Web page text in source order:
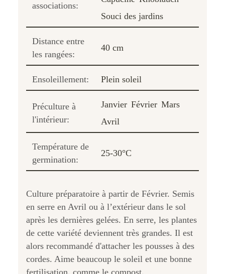
associations:
Souci des jardins
Distance entre
les rangées:
40 cm
Ensoleillement: Plein soleil
Préculture à
l'intérieur:
Janvier Février Mars
Avril
Température de
germination:
25-30°C
Culture préparatoire à partir de Février. Semis
en serre en Avril ou à l’extérieur dans le sol
après les dernières gelées. En serre, les plantes
de cette variété deviennent très grandes. Il est
alors recommandé d'attacher les pousses à des
cordes. Aime beaucoup le soleil et une bonne
fertilisation, comme le compost.